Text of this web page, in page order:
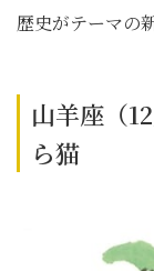
歴史がテーマの
山羊座（
ら猫